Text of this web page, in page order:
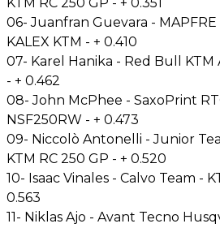
KTM RC 250 GP - + 0.351
06- Juanfran Guevara -
KALEX KTM - + 0.410
07- Karel Hanika - Red Bull KTM
- + 0.462
08- John McPhee - SaxoPrint
NSF250RW - + 0.473
09- Niccolò Antonelli - Junior
KTM RC 250 GP - + 0.520
10- Isaac Vinales - Calvo Team -
0.563
11- Niklas Ajo - Avant Tecno